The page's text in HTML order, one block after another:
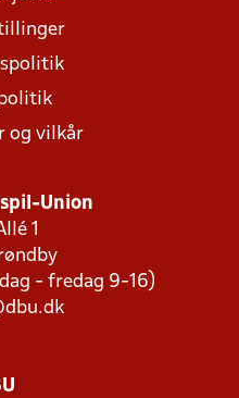
og vilkår
Union
1
- fredag 9-16)